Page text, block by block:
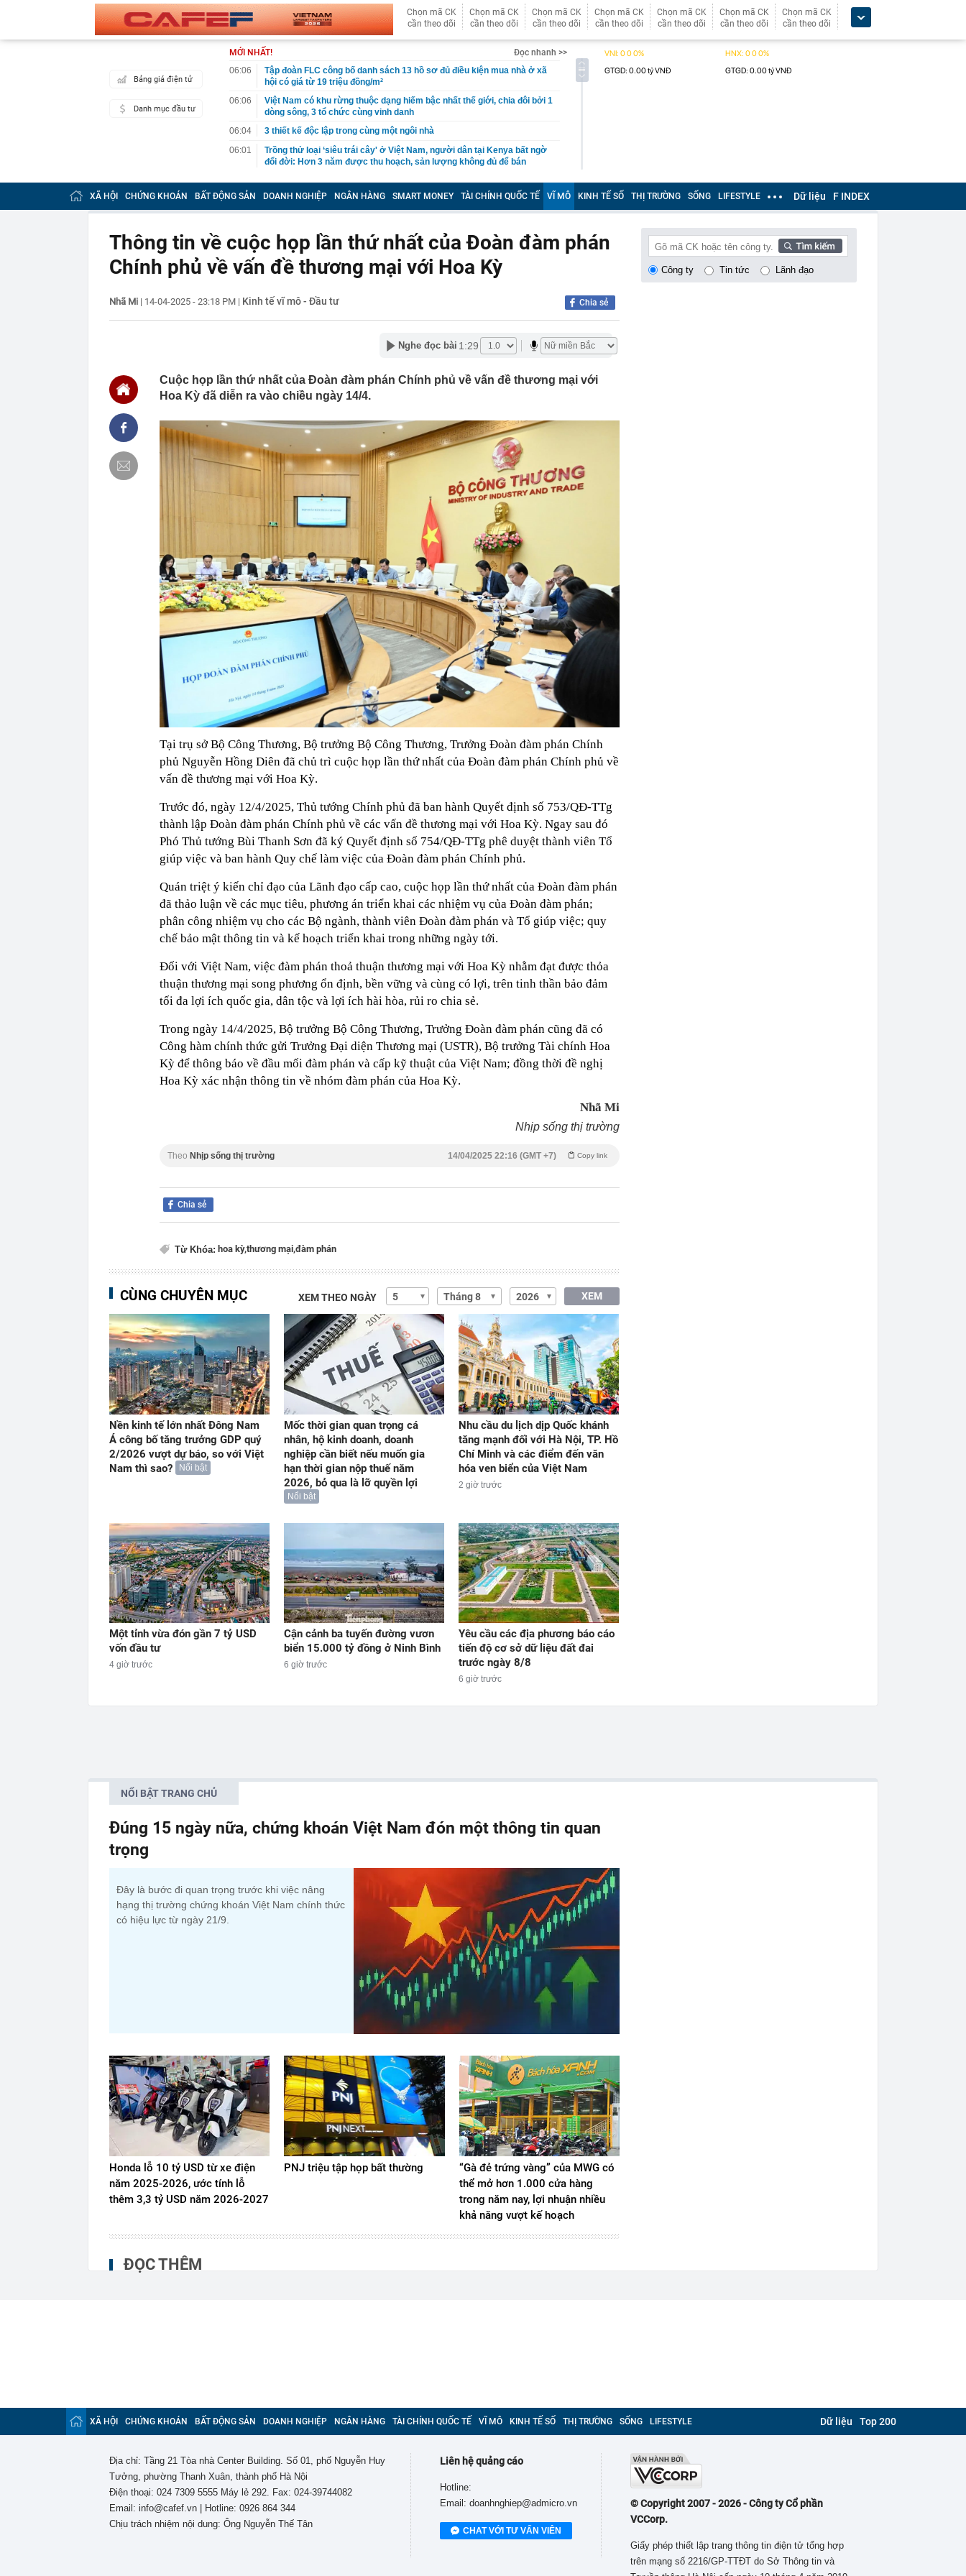
Chọn mã CK
cần theo dõi
Chọn mã CK
cần theo dõi
Chọn mã CK
cần theo dõi
Chọn mã CK
cần theo dõi
Chọn mã CK
cần theo dõi
Chọn mã CK
cần theo dõi
Chọn mã CK
cần theo dõi
Bảng giá điện tử
Danh mục đầu tư
MỚI NHẤT!
Đọc nhanh >>
06:06
Tập đoàn FLC công bố danh sách 13 hồ sơ đủ điều kiện mua nhà ở xã
hội có giá từ 19 triệu đồng/m²
06:06
Việt Nam có khu rừng thuộc dạng hiếm bậc nhất thế giới, chia đôi bởi 1
dòng sông, 3 tổ chức cùng vinh danh
06:04
3 thiết kế độc lập trong cùng một ngôi nhà
06:01
Trồng thử loại ‘siêu trái cây' ở Việt Nam, người dân tại Kenya bất ngờ
đổi đời: Hơn 3 năm được thu hoạch, sản lượng không đủ để bán
05:34
Vì sao ăn chuối xong KHÔNG NÊN vứt vỏ?
00:40
Việt Nam có 1 bệnh viện đạt doanh thu gần 1.000 tỷ đồng chỉ trong nửa
năm: Từng chi gần 200 tỷ đưa công nghệ tiên tiến nhất thế giới về
00:37
Việt Nam có đỉnh núi ít người biết cao hơn 3.000 m: Sở hữu rừng đỗ
quyên đẹp bậc nhất Tây Bắc, mùa đông phủ băng giá trắng xóa
00:27
Khởi tố 7 cán bộ trạm y tế ở Đắk Lắk
USD năm 2026-2027
Cựu vương ngành thép lỗ lũy kế hơn 3.800 tỷ, khoản phải trả nhóm Vin
trọng
00:03
Vietcap gọi tên 29 cổ phiếu có thể đón dòng vốn tỷ USD sau nâng hạng
00:03
Trung Quốc tuyên bố áp thuế 20% với tài sản uỷ thác ở nước ngoài,
giới siêu giàu 'nháo nhào' tìm cách nộp tiền
00:02
Một cổ phiếu HOSE "bốc đầu" kịch trần 5 phiên liên tiếp sau khi báo lãi
quý 2 đột biến
Vinpearl cần thu hơn 9.200 tỷ đồng trong nửa cuối năm 2026: Động lực
Agriseco gọi tên 6 doanh nghiệp tăng trưởng, định giá hợp lý
Không chỉ lãi lớn từ cho vay, vì đâu Vietcombank có khoản lãi 2.900 tỷ
ngay sau khi nắm trọn toà tháp 35 tầng đắc địa hàng đầu phường Sài
Gòn?
00:01
Công ty may có quỹ phúc lợi 174 tỷ đồng cho gần 1.700 nhân viên:
Nhận trẻ từ 12 tháng tuổi, miễn học phí, hỗ trợ nửa tiền ăn
00:01
“Gà đẻ trứng vàng” của MWG có thể mở hơn 1.000 cửa hàng trong
năm nay, lợi nhuận nhiều khả năng vượt kế hoạch
XÃ HỘI CHỨNG KHOÁN BẤT ĐỘNG SẢN DOANH NGHIỆP NGÂN HÀNG SMART MONEY TÀI CHÍNH QUỐC TẾ VĨ MÔ KINH TẾ SỐ THỊ TRƯỜNG SỐNG LIFESTYLE Dữ liệu F INDEX
Thông tin về cuộc họp lần thứ nhất của Đoàn đàm phán
Chính phủ về vấn đề thương mại với Hoa Kỳ
Nhã Mi | 14-04-2025 - 23:18 PM | Kinh tế vĩ mô - Đầu tư Chia sẻ
Nghe đọc bài 1:29
Cuộc họp lần thứ nhất của Đoàn đàm phán Chính phủ về vấn đề thương mại với
Hoa Kỳ đã diễn ra vào chiều ngày 14/4.
Tại trụ sở Bộ Công Thương, Bộ trưởng Bộ Công Thương, Trưởng Đoàn đàm phán Chính
phủ Nguyễn Hồng Diên đã chủ trì cuộc họp lần thứ nhất của Đoàn đàm phán Chính phủ về
vấn đề thương mại với Hoa Kỳ.
Trước đó, ngày 12/4/2025, Thủ tướng Chính phủ đã ban hành Quyết định số 753/QĐ-TTg
thành lập Đoàn đàm phán Chính phủ về các vấn đề thương mại với Hoa Kỳ. Ngay sau đó
Phó Thủ tướng Bùi Thanh Sơn đã ký Quyết định số 754/QĐ-TTg phê duyệt thành viên Tổ
giúp việc và ban hành Quy chế làm việc của Đoàn đàm phán Chính phủ.
Quán triệt ý kiến chỉ đạo của Lãnh đạo cấp cao, cuộc họp lần thứ nhất của Đoàn đàm phán
đã thảo luận về các mục tiêu, phương án triển khai các nhiệm vụ của Đoàn đàm phán;
phân công nhiệm vụ cho các Bộ ngành, thành viên Đoàn đàm phán và Tổ giúp việc; quy
chế bảo mật thông tin và kế hoạch triển khai trong những ngày tới.
Đối với Việt Nam, việc đàm phán thoả thuận thương mại với Hoa Kỳ nhằm đạt được thỏa
thuận thương mại song phương ổn định, bền vững và cùng có lợi, trên tinh thần bảo đảm
tối đa lợi ích quốc gia, dân tộc và lợi ích hài hòa, rủi ro chia sẻ.
Trong ngày 14/4/2025, Bộ trưởng Bộ Công Thương, Trưởng Đoàn đàm phán cũng đã có
Công hàm chính thức gửi Trưởng Đại diện Thương mại (USTR), Bộ trưởng Tài chính Hoa
Kỳ để thông báo về đầu mối đàm phán và cấp kỹ thuật của Việt Nam; đồng thời đề nghị
Hoa Kỳ xác nhận thông tin về nhóm đàm phán của Hoa Kỳ.
Nhã Mi
Nhịp sống thị trường
Theo Nhịp sống thị trường Copy link
14/04/2025 22:16 (GMT +7)
Chia sẻ
Từ Khóa: hoa kỳ,thương mại,đàm phán
CÙNG CHUYÊN MỤC XEM THEO NGÀY XEM
Nền kinh tế lớn nhất Đông Nam
Á công bố tăng trưởng GDP quý
2/2026 vượt dự báo, so với Việt
Nam thì sao?
Nổi bật
Mốc thời gian quan trọng cá
nhân, hộ kinh doanh, doanh
nghiệp cần biết nếu muốn gia
hạn thời gian nộp thuế năm
2026, bỏ qua là lỡ quyền lợi
Nổi bật
Nhu cầu du lịch dịp Quốc khánh
tăng mạnh đối với Hà Nội, TP. Hồ
Chí Minh và các điểm đến văn
hóa ven biển của Việt Nam
2 giờ trước
Một tỉnh vừa đón gần 7 tỷ USD
vốn đầu tư
4 giờ trước
Cận cảnh ba tuyến đường vươn
biển 15.000 tỷ đồng ở Ninh Bình
6 giờ trước
Yêu cầu các địa phương báo cáo
tiến độ cơ sở dữ liệu đất đai
trước ngày 8/8
6 giờ trước
Công ty Tin tức Lãnh đạo
NỔI BẬT TRANG CHỦ
Đúng 15 ngày nữa, chứng khoán Việt Nam đón một thông tin quan
trọng
Đây là bước đi quan trọng trước khi việc nâng
hạng thị trường chứng khoán Việt Nam chính thức
có hiệu lực từ ngày 21/9.
Honda lỗ 10 tỷ USD từ xe điện
năm 2025-2026, ước tính lỗ
thêm 3,3 tỷ USD năm 2026-2027
PNJ triệu tập họp bất thường
“Gà đẻ trứng vàng” của MWG có
thể mở hơn 1.000 cửa hàng
trong năm nay, lợi nhuận nhiều
khả năng vượt kế hoạch
ĐỌC THÊM
XÃ HỘI CHỨNG KHOÁN BẤT ĐỘNG SẢN DOANH NGHIỆP NGÂN HÀNG TÀI CHÍNH QUỐC TẾ VĨ MÔ KINH TẾ SỐ THỊ TRƯỜNG SỐNG LIFESTYLE Dữ liệu Top 200
Địa chỉ: Tầng 21 Tòa nhà Center Building. Số 01, phố Nguyễn Huy
Tưởng, phường Thanh Xuân, thành phố Hà Nội
Điện thoại: 024 7309 5555 Máy lẻ 292. Fax: 024-39744082
Email: info@cafef.vn | Hotline: 0926 864 344
Chịu trách nhiệm nội dung: Ông Nguyễn Thế Tân
Liên hệ quảng cáo
Hotline:
Email: doanhnghiep@admicro.vn
CHAT VỚI TƯ VẤN VIÊN
© Copyright 2007 - 2026 - Công ty Cổ phần
VCCorp.
Giấy phép thiết lập trang thông tin điện tử tổng hợp
trên mạng số 2216/GP-TTĐT do Sở Thông tin và